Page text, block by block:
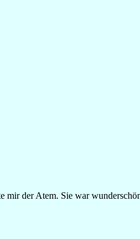
mir der Atem. Sie war